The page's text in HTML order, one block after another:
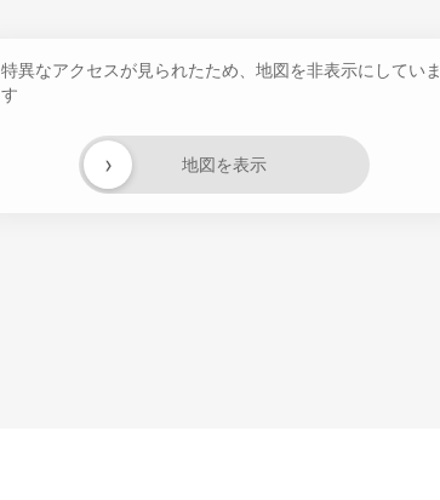
特異なアクセスが見られたため、地図を非表示にしていま
す
地図を表示
›